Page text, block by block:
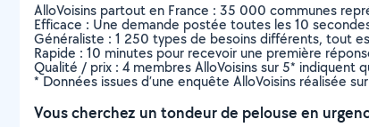
AlloVoisins partout en France : 35 000 communes
Efficace : Une demande postée toutes les 10
Généraliste : 1 250 types de besoins différents, tout
Rapide : 10 minutes pour recevoir une première
Qualité / prix : 4 membres AlloVoisins sur 5* indiquent
* Données issues d’une enquête AlloVoisins réalisée
Vous cherchez un tondeur de pelouse en